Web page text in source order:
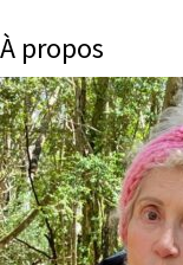
À propos